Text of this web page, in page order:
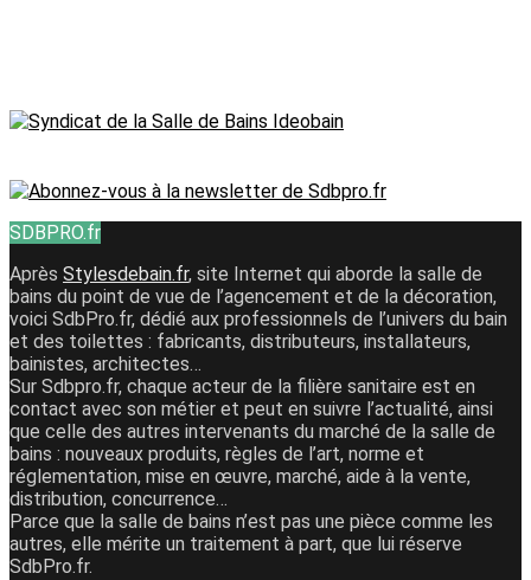
SDBPRO.fr
Après Stylesdebain.fr, site Internet qui aborde la salle de
bains du point de vue de l’agencement et de la décoration,
voici SdbPro.fr, dédié aux professionnels de l’univers du bain
et des toilettes : fabricants, distributeurs, installateurs,
bainistes, architectes…
Sur Sdbpro.fr, chaque acteur de la filière sanitaire est en
contact avec son métier et peut en suivre l’actualité, ainsi
que celle des autres intervenants du marché de la salle de
bains : nouveaux produits, règles de l’art, norme et
réglementation, mise en œuvre, marché, aide à la vente,
distribution, concurrence…
Parce que la salle de bains n’est pas une pièce comme les
autres, elle mérite un traitement à part, que lui réserve
SdbPro.fr.